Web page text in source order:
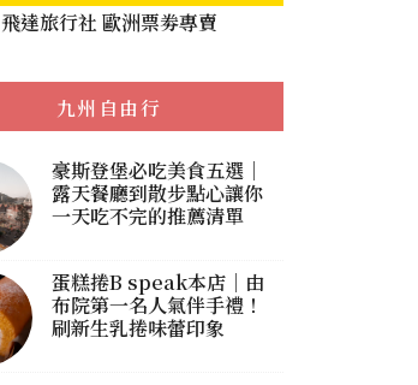
飛達旅行社 歐洲票劵專賣
九州自由行
豪斯登堡必吃美食五選｜
露天餐廳到散步點心讓你
一天吃不完的推薦清單
蛋糕捲B speak本店｜由
布院第一名人氣伴手禮！
刷新生乳捲味蕾印象